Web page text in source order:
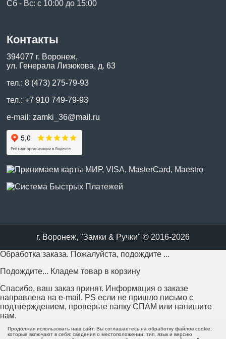
Сб - Вс: с 10:00 до 15:00
Контакты
394077 г. Воронеж,
ул. Генерала Лизюкова, д. 63
тел.:8 (473) 275-79-93
тел.:+7 910 749-79-93
e-mail: zamki_36@mail.ru
г. Воронеж, "Замки & Ручки" © 2016-2026
Продолжая использовать наш сайт, Вы соглашаетесь на обработку файлов cookie,
которые включают в себя: сведения о местоположении; тип, язык и версию
Обработка заказа. Пожалуйста, подождите ...
Подождите... Кладем товар в корзину
Спасибо, ваш заказ принят. Информация о заказе
направлена на e-mail. PS если не пришло письмо с
подтверждением, проверьте папку СПАМ или напишите
нам.
Возникла проблема с отправкой заказа. Пожалуйста,